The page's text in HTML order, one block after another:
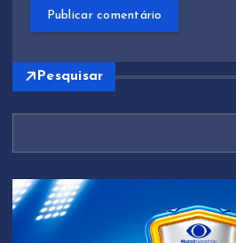
Pesquisar